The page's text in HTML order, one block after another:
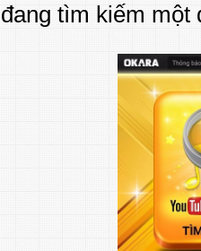
đang tìm kiếm một